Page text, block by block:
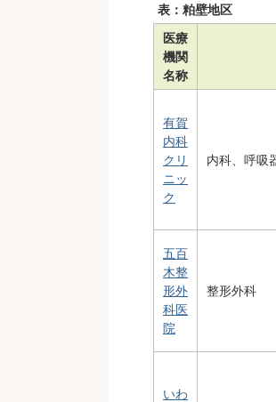
表：粕壁地区
医療
機関
名称
有賀
内科
クリ
ニッ
ク
内科、呼吸
五百
木整
形外
科医
院
整形外科
いわ